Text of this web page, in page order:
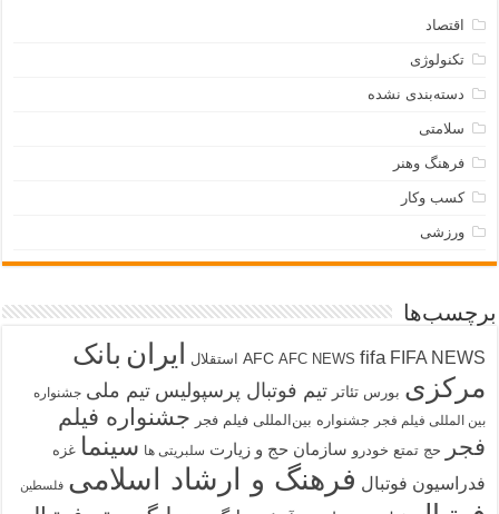
اقتصاد
تکنولوژی
دسته‌بندی نشده
سلامتی
فرهنگ وهنر
کسب وکار
ورزشی
برچسب‌ها
AFC AFC NEWS fifa FIFA NEWS استقلال ایران بانک
مرکزی بورس تئاتر تیم فوتبال پرسپولیس تیم ملی جشنواره
بین المللی فیلم فجر جشنواره بین‌المللی فیلم فجر جشنواره فیلم
فجر
حج تمتع خودرو سازمان حج و زیارت سلبریتی ها سینما غزه
فدراسیون فوتبال فرهنگ و ارشاد اسلامی فلسطین